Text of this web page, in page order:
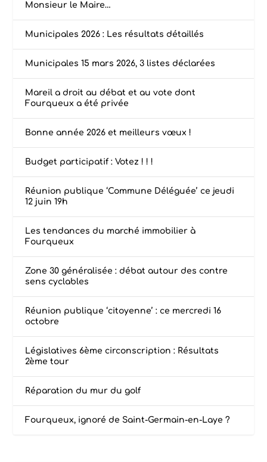
Monsieur le Maire…
Municipales 2026 : Les résultats détaillés
Municipales 15 mars 2026, 3 listes déclarées
Mareil a droit au débat et au vote dont
Fourqueux a été privée
Bonne année 2026 et meilleurs vœux !
Budget participatif : Votez ! ! !
Réunion publique ‘Commune Déléguée’ ce jeudi
12 juin 19h
Les tendances du marché immobilier à
Fourqueux
Zone 30 généralisée : débat autour des contre
sens cyclables
Réunion publique ‘citoyenne’ : ce mercredi 16
octobre
Législatives 6ème circonscription : Résultats
2ème tour
Réparation du mur du golf
Fourqueux, ignoré de Saint-Germain-en-Laye ?